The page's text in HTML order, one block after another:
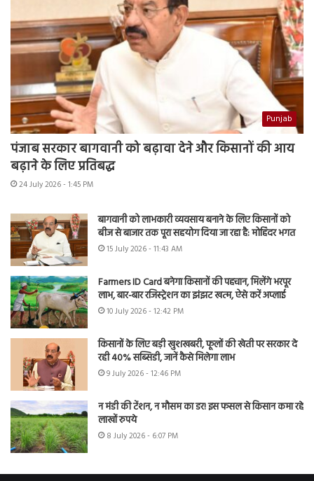
Punjab
पंजाब सरकार बागवानी को बढ़ावा देने और किसानों की आय
बढ़ाने के लिए प्रतिबद्ध
24 July 2026 - 1:45 PM
बागवानी को लाभकारी व्यवसाय बनाने के लिए किसानों को
बीज से बाजार तक पूरा सहयोग दिया जा रहा है: मोहिंदर भगत
15 July 2026 - 11:43 AM
Farmers ID Card बनेगा किसानों की पहचान, मिलेंगे भरपूर
लाभ, बार-बार रजिस्ट्रेशन का झंझट खत्म, ऐसे करें अप्लाई
10 July 2026 - 12:42 PM
किसानों के लिए बड़ी खुशखबरी, फूलों की खेती पर सरकार दे
रही 40% सब्सिडी, जानें कैसे मिलेगा लाभ
9 July 2026 - 12:46 PM
न मंडी की टेंशन, न मौसम का डर! इस फसल से किसान कमा रहे
लाखों रुपये
8 July 2026 - 6:07 PM